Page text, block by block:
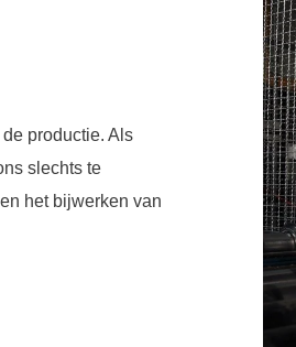
productie. Als
slechts te
het bijwerken van